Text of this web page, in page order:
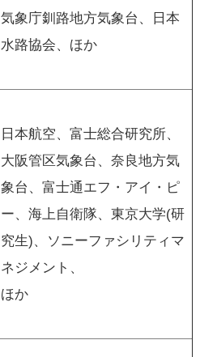
気象庁釧路地方気象台、日本
水路協会、ほか
日本航空、富士総合研究所、
大阪管区気象台、奈良地方気
象台、富士通エフ・アイ・ピ
ー、海上自衛隊、東京大学(研
究生)、ソニーファシリティマ
ネジメント、
ほか